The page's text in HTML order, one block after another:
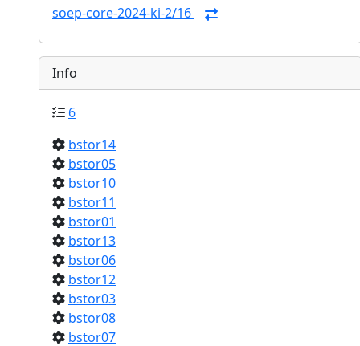
soep-core-2024-ki-2/16
Info
6
bstor14
bstor05
bstor10
bstor11
bstor01
bstor13
bstor06
bstor12
bstor03
bstor08
bstor07